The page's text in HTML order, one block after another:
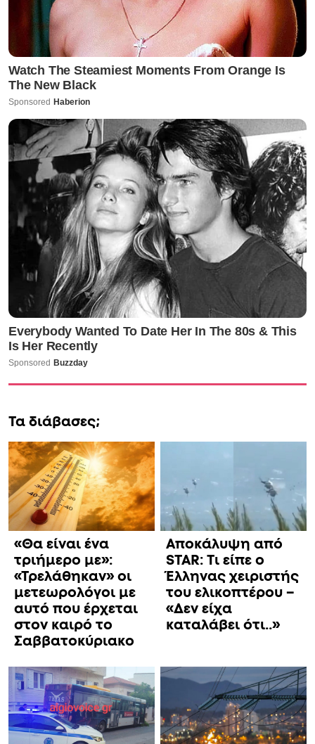
Τα διάβασες;
«Θα είναι ένα
τριήμερο με»:
«Τρελάθηκαν» οι
μετεωρολόγοι με
αυτό που έρχεται
στον καιρό το
Σαββατοκύριακο
Αποκάλυψη από
STAR: Τι είπε ο
Έλληνας χειριστής
του ελικοπτέρου –
«Δεν είχα
καταλάβει ότι..»